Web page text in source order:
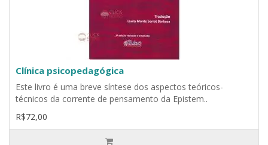
Clínica psicopedagógica
Este livro é uma breve síntese dos aspectos teóricos-
técnicos da corrente de pensamento da Epistem..
R$72,00